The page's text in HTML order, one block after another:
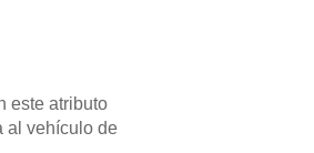
este atributo
al vehículo de